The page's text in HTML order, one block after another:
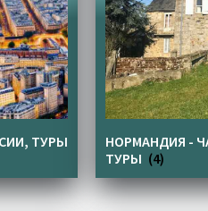
ТУРЫ
НОРМАНДИЯ -
ТУРЫ (4)